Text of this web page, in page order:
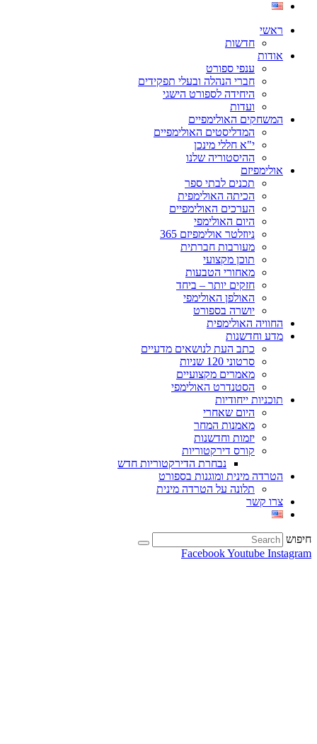
ראשי
חדשות
אודות
ענפי ספורט
חברי הנהלה ובעלי תפקידים
היחידה לספורט הישגי
ועדות
המשחקים האולימפיים
המדליסטים האולימפיים
י"א חללי מינכן
ההיסטוריה שלנו
אולימפיזם
תכנים לבתי ספר
הכיתה האולימפית
הערכים האולימפיים
היום האולימפי
ניוזלטר אולימפיזם 365
מעורבות חברתית
תוכן מקצועי
מאחורי הטבעות
חזקים יותר – ביחד
האולפן האולימפי
יושרה בספורט
החוויה האולימפית
מדע וחדשנות
כתב העת לנושאים מדעיים
סרטוני 120 שניות
מאמרים מקצועיים
הסטנדרט האולימפי
תוכניות ייחודיות
היום שאחרי
מאמנות המחר
יזמות וחדשנות
קורס דירקטוריות
נבחרת הדירקטוריות חדש
הטרדה מינית ומוגנות בספורט
תלונה על הטרדה מינית
צרו קשר
חיפוש
FacebookYoutube Instagram